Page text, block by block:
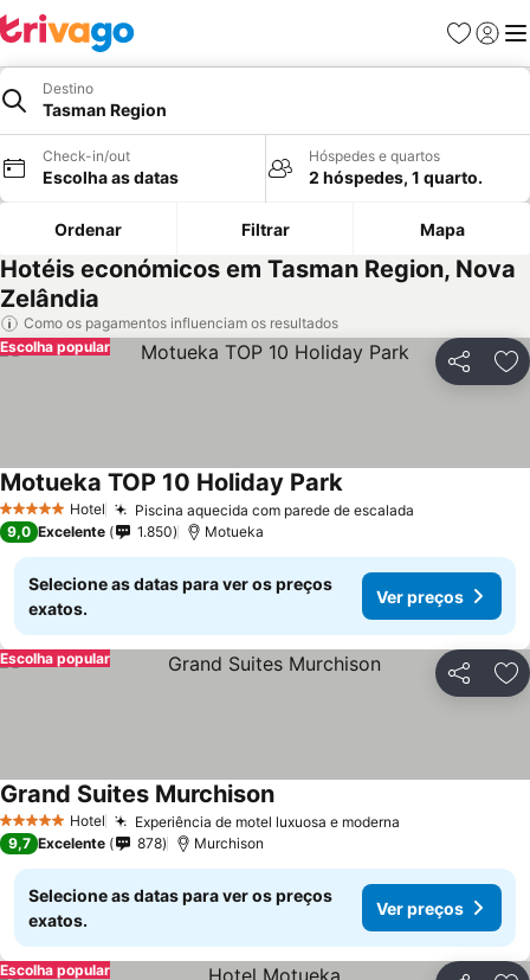
Favoritos
Iniciar
Destino
Tasman Region
Check-in/out
Escolha as datas
Hóspedes e quartos
2 hóspedes, 1 quarto.
Ordenar Filtrar Mapa
Hotéis económicos em Tasman Region, Nova
Zelândia
Como os pagamentos influenciam os resultados
Partilhar
Escolha popular
5 Estrelas Hotel Piscina aquecida com parede de escalada
Motueka TOP 10 Holiday Park
9,0 Excelente 1.850 Motueka
Selecione as datas para ver os preços
exatos.
Ver preços
Partilhar
Escolha popular
5 Estrelas Hotel Experiência de motel luxuosa e moderna
Grand Suites Murchison
9,7 Excelente 878 Murchison
Selecione as datas para ver os preços
exatos.
Ver preços
Escolha popular